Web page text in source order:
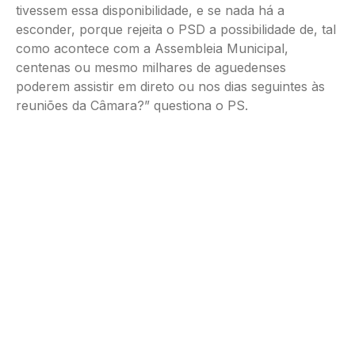
tivessem essa disponibilidade, e se nada há a
esconder, porque rejeita o PSD a possibilidade de, tal
como acontece com a Assembleia Municipal,
centenas ou mesmo milhares de aguedenses
poderem assistir em direto ou nos dias seguintes às
reuniões da Câmara?” questiona o PS.